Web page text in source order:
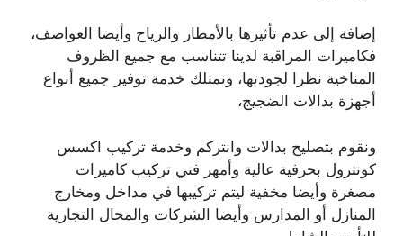
إضافة إلى عدم تأثيرها بالأمطار والرياح وأيضا العواصف،
فكاميرات المراقبة لدينا تتناسب مع جميع الظروف
المناخية نظرا لجودتها، ونمتلك خدمة توفير جميع أنواع
أجهزة بدالات الضجيج،
ونقوم بتصليح بدالات وانتركم وخدمة تركيب اكسس
كونترول بحرفية عالية وأمهر فني تركيب كاميرات
مصغرة وأيضا مخفية ليتم تركيبها في مداخل ومخارج
المنازل أو المدارس وأيضا الشركات والمحال التجارية